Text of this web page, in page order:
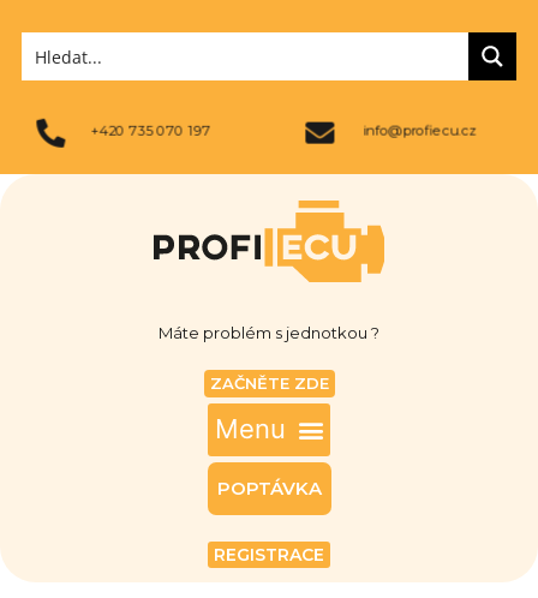
+420 735 070 197 info@profiecu.cz
Máte problém s jednotkou ?
ZAČNĚTE ZDE
POPTÁVKA
REGISTRACE